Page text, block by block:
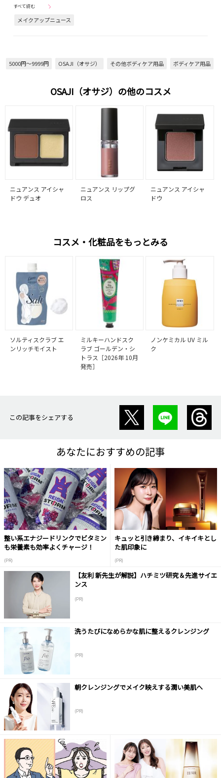
すべて読む
メイクアップニュース
5000円～9999円 OSAJI（オサジ） その他ボディケア用品 ボディケア用品
OSAJI（オサジ）の他のコスメ
ニュアンス アイシャ
ドウ デュオ
ニュアンス リップグ
ロス
ニュアンス アイシャ
ドウ
コスメ・化粧品をもっとみる
ソルティスクラブ エ
ンリッチモイスト
ミルキーハンドスク
ラブ ゴールデン・シ
トラス［2026年 10月
発売］
ノンケミカル UV ミル
ク
この記事をシェアする
あなたにおすすめの記事
整い系エナジードリンクでビタミン
も栄養素も効率よくチャージ！
(PR)
キュッと引き締まり、イキイキとし
た肌印象に
(PR)
【友利 新先生が解説】ハチミツ研究＆先進サイエ
ンス
(PR)
洗うたびになめらかな肌に整えるクレンジング
(PR)
朝クレンジングでメイク映えする潤い美肌へ
(PR)